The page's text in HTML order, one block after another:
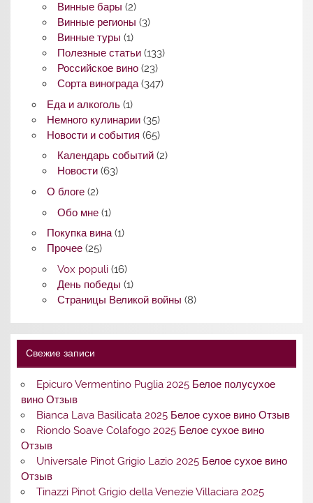
Винные бары (2)
Винные регионы (3)
Винные туры (1)
Полезные статьи(133)
Российское вино(23)
Сорта винограда(347)
Еда и алкоголь(1)
Немного кулинарии(35)
Новости и события (65)
Календарь событий(2)
Новости(63)
О блоге(2)
Обо мне(1)
Покупка вина(1)
Прочее(25)
Vox populi(16)
День победы (1)
Страницы Великой войны (8)
Свежие записи
Epicuro Vermentino Puglia 2025 Белое полусухое
вино Отзыв
Bianca Lava Basilicata 2025 Белое сухое вино Отзыв
Riondo Soave Colafogo 2025 Белое сухое вино
Отзыв
Universale Pinot Grigio Lazio 2025 Белое сухое вино
Отзыв
Tinazzi Pinot Grigio della Venezie Villaciara 2025